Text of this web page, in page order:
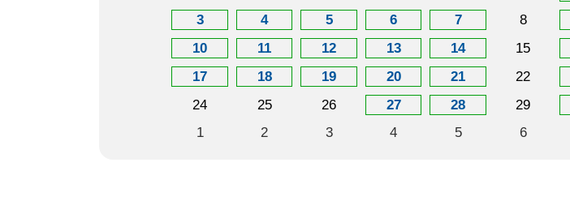
3
4 5 6 7 8
10
11 12 13 14 15
17
18 19 20 21 22
24
25 26 27 28 29
1
2 3 4 5 6